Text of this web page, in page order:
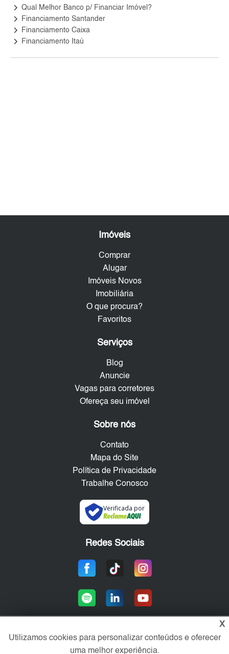
keyboard_arrow_right Qual Melhor Banco p/ Financiar Imóvel?
keyboard_arrow_right Financiamento Santander
keyboard_arrow_right Financiamento Caixa
keyboard_arrow_right Financiamento Itaú
Imóveis
Comprar
Alugar
Imóveis Novos
Imobiliária
O que procura?
Favoritos
Serviços
Blog
Anuncie
Vagas para corretores
Ofereça seu imóvel
Sobre nós
Contato
Mapa do Site
Política de Privacidade
Trabalhe Conosco
Verificada por
Redes Sociais
Área exclusiva aos anunciantes,
X
Utilizamos cookies para personalizar conteúdos e oferecer
uma melhor experiência.